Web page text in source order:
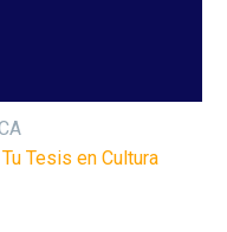
Tesis en Cultura